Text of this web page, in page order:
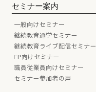
セミナー案内
一般向けセミナー
継続教育通学セミナー
継続教育ライブ配信セミナー
FP向けセミナー
職員従業員向けセミナー
セミナー参加者の声